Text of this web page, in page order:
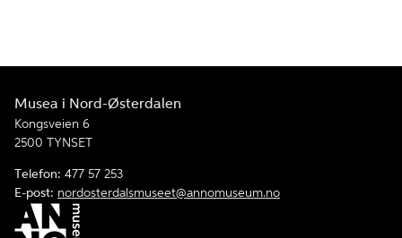
Musea i Nord-Østerdalen
Kongsveien 6
2500 TYNSET
Telefon: 477 57 253
E-post: nordosterdalsmuseet@annomuseum.no